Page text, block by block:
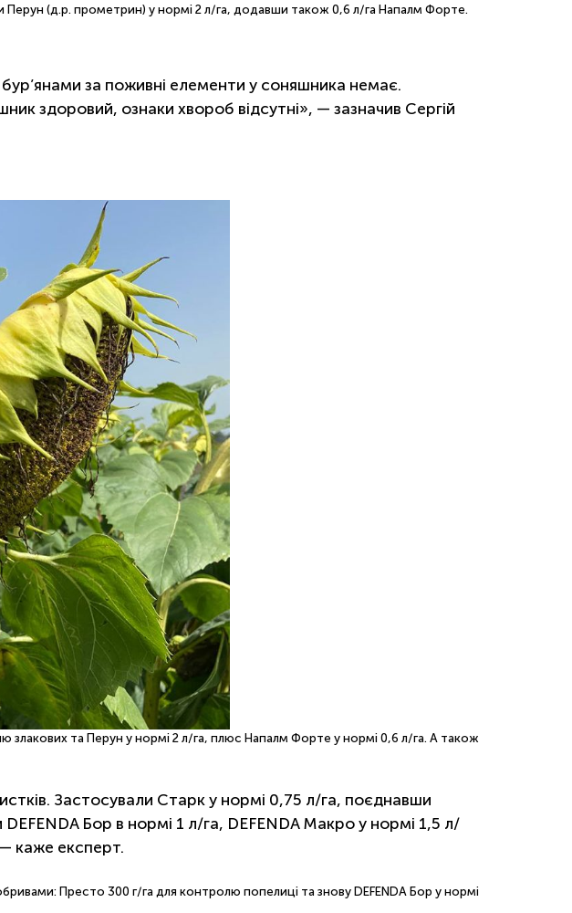
Перун (д.р. прометрин) у нормі 2 л/га, додавши також 0,6 л/га Напалм Форте.
за поживні елементи у соняшника немає.
здоровий, ознаки хвороб відсутні», — зазначив Сергій
злакових та Перун у нормі 2 л/га, плюс Напалм Форте у нормі 0,6 л/га. А також
Застосували Старк у нормі 0,75 л/га, поєднавши
Бор в нормі 1 л/га, DEFENDA Макро у нормі 1,5 л/
— каже експерт.
Престо 300 г/га для контролю попелиці та знову DEFENDA Бор у нормі